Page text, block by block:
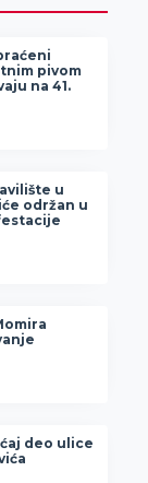
pivom
na 41.
u
održan u
deo ulice